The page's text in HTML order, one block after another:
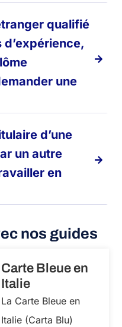
qualifié
une
d’une
un autre
en
nos guides
Carte Bleue en
Italie
La Carte Bleue en
Italie (Carta Blu)